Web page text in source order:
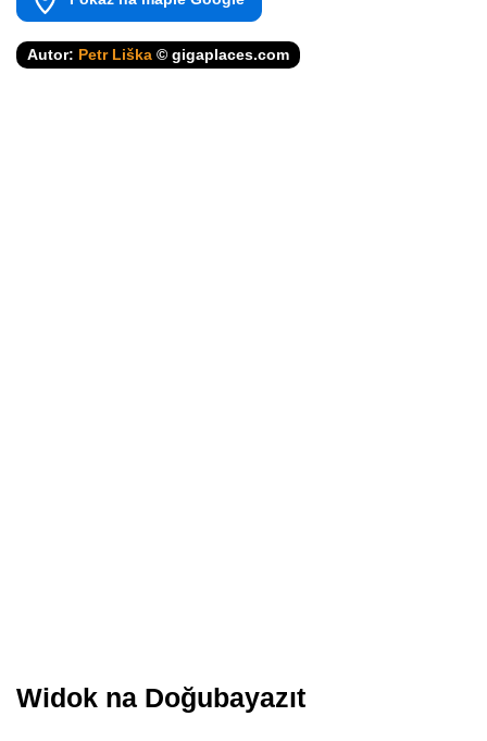
Autor: Petr Liška © gigaplaces.com
Widok na Doğubayazıt